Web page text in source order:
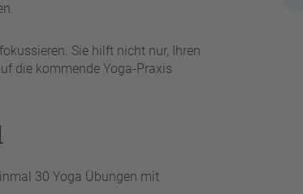
Sie hilft nicht nur, Ihren
die kommende Yoga-Praxis
30 Yoga Übungen mit